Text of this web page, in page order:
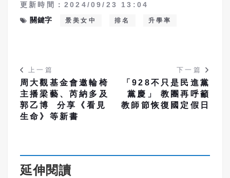
更新時間：2024/09/23 13:04
關鍵字
景美女中 排名 升學率
上一篇
周大觀基金會邀輪椅
主播梁藝、芮納多及
郭乙博 分享《看見
生命》等新書
下一篇
「928不只是民進黨
黨慶」 教團再呼籲
教師節恢復國定假日
延伸閱讀